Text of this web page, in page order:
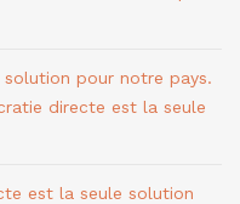
pour notre pays.
directe est la seule
est la seule solution